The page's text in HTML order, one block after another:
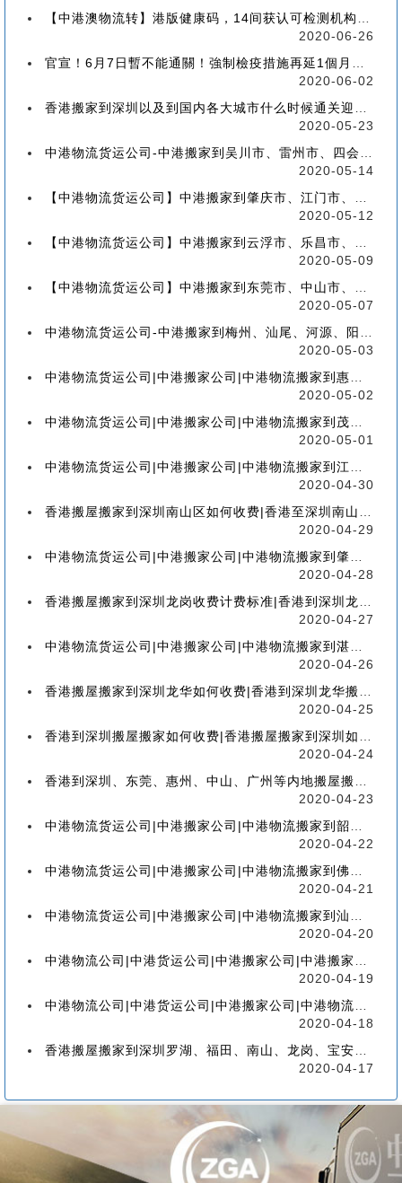
【中港澳物流转】港版健康码，14间获认可检测机构确定！
2020-06-26
官宣！6月7日暫不能通關！強制檢疫措施再延1個月！【香港到深圳搬屋搬家又要延长了】
2020-06-02
香港搬家到深圳以及到国内各大城市什么时候通关迎来好消息
2020-05-23
中港物流货运公司-中港搬家到吴川市、雷州市、四会市、台山市收费标准+流程价格
2020-05-14
【中港物流货运公司】中港搬家到肇庆市、江门市、茂名市、惠州市收费标准+流程价格
2020-05-12
【中港物流货运公司】中港搬家到云浮市、乐昌市、南雄市、廉江市收费标准+流程价格
2020-05-09
【中港物流货运公司】中港搬家到东莞市、中山市、潮州市、揭阳市收费标准+流程价格
2020-05-07
中港物流货运公司-中港搬家到梅州、汕尾、河源、阳江、清远的流程、价格和收费标准
2020-05-03
中港物流货运公司|中港搬家公司|中港物流搬家到惠州流程、联运、包装、价格、电话、标准
2020-05-02
中港物流货运公司|中港搬家公司|中港物流搬家到茂名流程、联运、包装、价格、电话、标准
2020-05-01
中港物流货运公司|中港搬家公司|中港物流搬家到江门流程、联运、包装、价格、电话、标准
2020-04-30
香港搬屋搬家到深圳南山区如何收费|香港至深圳南山区搬屋搬家流程、分类、包装、价格
2020-04-29
中港物流货运公司|中港搬家公司|中港物流搬家到肇庆流程、联运、包装、价格、电话、标准
2020-04-28
香港搬屋搬家到深圳龙岗收费计费标准|香港到深圳龙岗区搬家如何收费【香港搬家到龙岗】
2020-04-27
中港物流货运公司|中港搬家公司|中港物流搬家到湛江流程、联运、包装、价格、电话、标准
2020-04-26
香港搬屋搬家到深圳龙华如何收费|香港到深圳龙华搬屋搬家收费标准-【服务客户操作实感】
2020-04-25
香港到深圳搬屋搬家如何收费|香港搬屋搬家到深圳如何计费-【分享公司具体报价操作流程】
2020-04-24
香港到深圳、东莞、惠州、中山、广州等内地搬屋搬家，如何选择香港物流搬家公司
2020-04-23
中港物流货运公司|中港搬家公司|中港物流搬家到韶关流程、联运、包装、价格、电话、标准
2020-04-22
中港物流货运公司|中港搬家公司|中港物流搬家到佛山流程、联运、包装、价格、电话、标准
2020-04-21
中港物流货运公司|中港搬家公司|中港物流搬家到汕头的流程、联运、包装、价格、电话、标准
2020-04-20
中港物流公司|中港货运公司|中港搬家公司|中港搬家到珠海的流程、联运、包装、价格、电话
2020-04-19
中港物流公司|中港货运公司|中港搬家公司|中港物流搬家到广州的流程、联运、包装、价格
2020-04-18
香港搬屋搬家到深圳罗湖、福田、南山、龙岗、宝安、盐田、龙华、大鹏、坪山流程和价格
2020-04-17